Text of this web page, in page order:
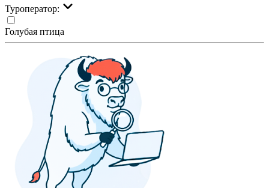
Туроператор:
Голубая птица